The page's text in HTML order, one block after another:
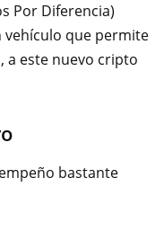
Por Diferencia)
vehículo que permite
a este nuevo cripto
bastante